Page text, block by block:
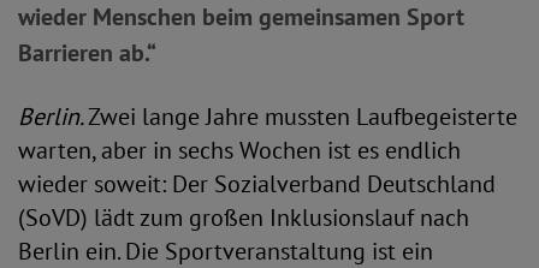
wieder Menschen beim gemeinsamen Sport
Barrieren ab.“
Berlin.Zwei lange Jahre mussten Laufbegeisterte
warten, aber in sechs Wochen ist es endlich
wieder soweit: Der Sozialverband Deutschland
(SoVD) lädt zum großen Inklusionslauf nach
Berlin ein. Die Sportveranstaltung ist ein